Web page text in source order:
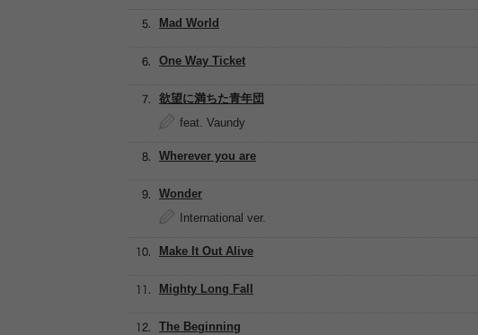
Make It Out Alive
Mad World
Wherever you are
欲望に満ちた青年団
feat. Vaundy
One Way Ticket
Wonder
International ver.
Mighty Long Fall
The Beginning